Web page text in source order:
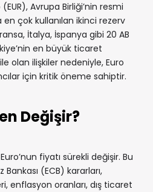
Avrupa Birliği’nin resmi
çok kullanılan ikinci rezerv
İtalya, İspanya gibi 20 AB
en büyük ticaret
olan ilişkiler nedeniyle, Euro
için kritik öneme sahiptir.
Değişir?
fiyatı sürekli değişir. Bu
(ECB) kararları,
enflasyon oranları, dış ticaret